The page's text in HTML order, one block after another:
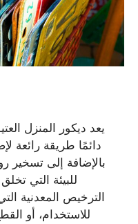
يعد ديكور المنزل
دائمًا طريقة رائعة
بالإضافة إلى تسخير
للبيئة التي
الترخيص المعدنية
للاستخدام، أو